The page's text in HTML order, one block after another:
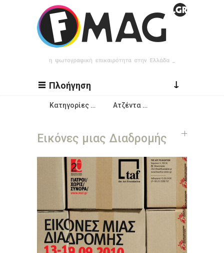
Παράκαμψη προς το κυρίως περιεχόμενο
Πλοήγηση ↓
Κατηγορίες … Ατζέντα …
Εικόνες μιας Διαδρομής